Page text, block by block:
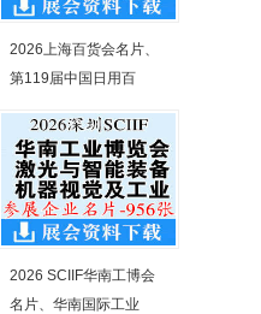
2026上海百货会名片、
第119届中国日用百
2026 SCIIF华南工博会
名片、华南国际工业